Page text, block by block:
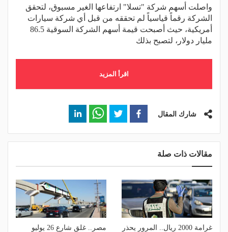
واصلت أسهم شركة "تسلا" ارتفاعها الغير مسبوق، لتحقق
الشركة رقماً قياسياً لم تحققه من قبل أي شركة سيارات
أمريكية، حيث أصبحت قيمة أسهم الشركة السوقية 86.5
مليار دولار، لتصبح بذلك
اقرأ المزيد
شارك المقال
مقالات ذات صلة
غرامة 2000 ريال.. المرور يحذر
مصر.. غلق شارع 26 يوليو